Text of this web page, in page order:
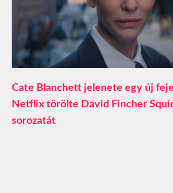
Cate Blanchett jelenete egy új
Netflix törölte David Fincher
sorozatát